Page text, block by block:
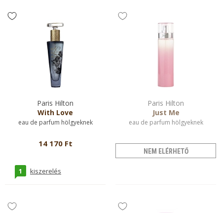
Paris Hilton
With Love
eau de parfum hölgyeknek
14 170 Ft
1 kiszerelés
Paris Hilton
Just Me
eau de parfum hölgyeknek
NEM ELÉRHETŐ